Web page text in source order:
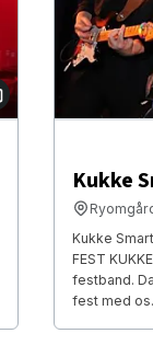
Kukke
Kukke
FEST
festband.
fest med